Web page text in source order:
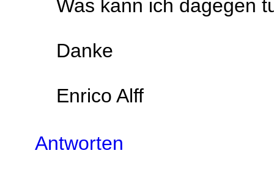
Was kann ich dagegen
Danke
Enrico Alff
Antworten